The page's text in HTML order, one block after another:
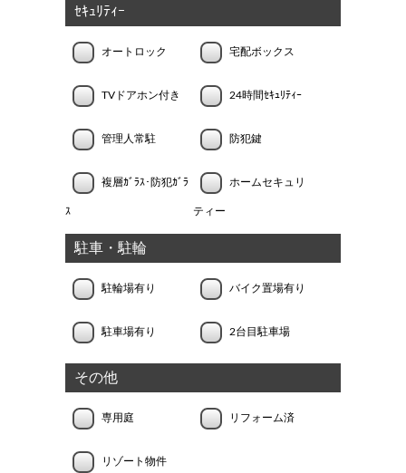
ｾｷｭﾘﾃｨｰ
オートロック 宅配ボックス
TVドアホン付き 24時間ｾｷｭﾘﾃｨｰ
管理人常駐 防犯鍵
複層ｶﾞﾗｽ･防犯ｶﾞﾗ
ｽ
ホームセキュリ
ティー
駐車・駐輪
駐輪場有り バイク置場有り
駐車場有り 2台目駐車場
その他
専用庭 リフォーム済
リゾート物件